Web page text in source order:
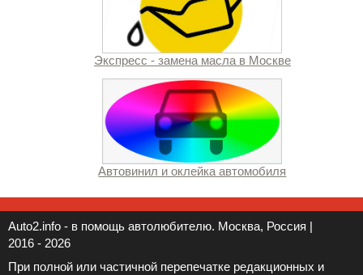
Экспресс - замена масла в Москве
Автовинил и оклейка автомобиля
Auto2.info - в помощь автолюбителю. Москва, Россия |
2016 - 2026
При полной или частичной перепечатке редакционных и